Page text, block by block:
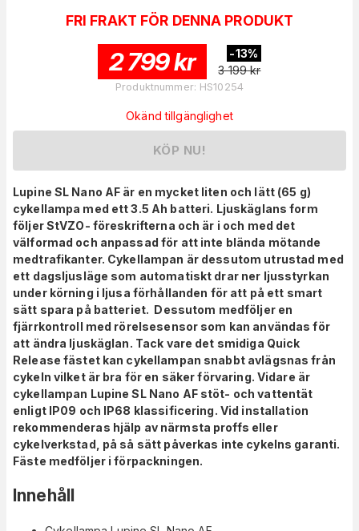
FRI FRAKT FÖR DENNA PRODUKT
2 799kr -13%
3 199 kr
Produktnummer: HS10254
Okänd tillgänglighet
KÖP NU!
Lupine SL Nano AF är en mycket liten och lätt (65 g)
cykellampa med ett 3.5 Ah batteri. Ljuskäglans form
följer StVZO- föreskrifterna och är i och med det
välformad och anpassad för att inte blända mötande
medtrafikanter. Cykellampan är dessutom utrustad med
ett dagsljusläge som automatiskt drar ner ljusstyrkan
under körning i ljusa förhållanden för att på ett smart
sätt spara på batteriet. Dessutom medföljer en
fjärrkontroll med rörelsesensor som kan användas för
att ändra ljuskäglan. Tack vare det smidiga Quick
Release fästet kan cykellampan snabbt avlägsnas från
cykeln vilket är bra för en säker förvaring. Vidare är
cykellampan Lupine SL Nano AF stöt- och vattentät
enligt IP09 och IP68 klassificering. Vid installation
rekommenderas hjälp av närmsta proffs eller
cykelverkstad, på så sätt påverkas inte cykelns garanti.
Fäste medföljer i förpackningen.
Innehåll